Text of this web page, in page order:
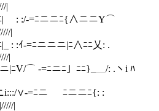
|
| : :/-=ﾆニニﾆ{∧ニニY⌒
|
: :ｲ-=ﾆニニニ|ﾆ∧ﾆﾆ乂: .
|
|ﾆV/⌒ -=ﾆニﾆ」ﾆﾆ}_＿/: .ヽi ﾊ
i:::/∨-=ﾆニ ￣ ﾆニニﾆ{: :
|